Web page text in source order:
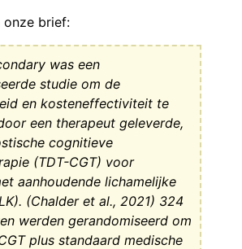
onze brief:
was een
studie om de
en kosteneffectiviteit te
een therapeut geleverde,
cognitieve
(TDT-CGT) voor
aanhoudende lichamelijke
(Chalder et al., 2021) 324
werden gerandomiseerd om
plus standaard medische